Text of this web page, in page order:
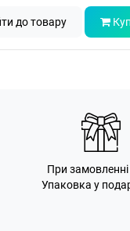
до товару
При
Упаковка у